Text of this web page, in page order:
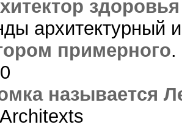
архитектурный
примерного.
называется